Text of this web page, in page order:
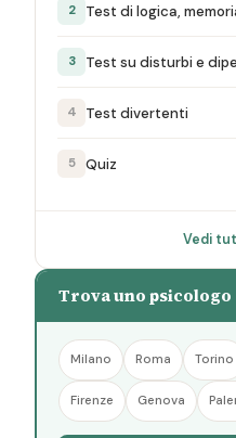
2 Test di logica,
3 Test su disturbi e
4 Test divertenti
5 Quiz
Vedi
Trova uno psicologo
Milano Roma Torino
Firenze Genova